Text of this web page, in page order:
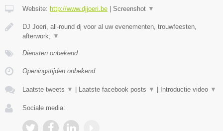
Website: http://www.djjoeri.be Screenshot ▼
DJ Joeri, all-round dj voor al uw evenementen, trouwfeesten,
afterwork, ▼
Diensten onbekend
Openingstijden onbekend
Laatste tweets ▼ Laatste facebook posts ▼ Introductie video ▼
Sociale media: